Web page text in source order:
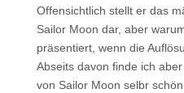
Offensichtlich stellt er das
Sailor Moon dar, aber
präsentiert, wenn die
Abseits davon finde ich
von Sailor Moon selbr